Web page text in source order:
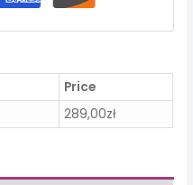
Price
289,00zł